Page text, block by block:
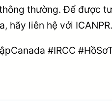
thường. Để được
hãy liên hệ với
#IRCC